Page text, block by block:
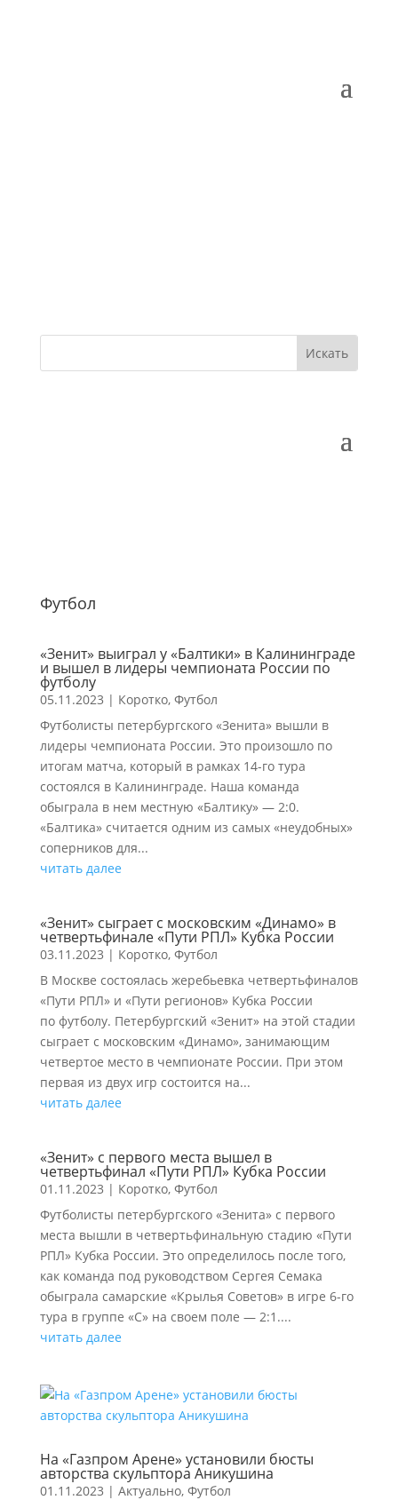
Футбол
«Зенит» выиграл у «Балтики» в Калининграде
и вышел в лидеры чемпионата России по
футболу
05.11.2023 | Коротко, Футбол
Футболисты петербургского «Зенита» вышли в
лидеры чемпионата России. Это произошло по
итогам матча, который в рамках 14-го тура
состоялся в Калининграде. Наша команда
обыграла в нем местную «Балтику» — 2:0.
«Балтика» считается одним из самых «неудобных»
соперников для...
читать далее
«Зенит» сыграет с московским «Динамо» в
четвертьфинале «Пути РПЛ» Кубка России
03.11.2023 | Коротко, Футбол
В Москве состоялась жеребьевка четвертьфиналов
«Пути РПЛ» и «Пути регионов» Кубка России
по футболу. Петербургский «Зенит» на этой стадии
сыграет с московским «Динамо», занимающим
четвертое место в чемпионате России. При этом
первая из двух игр состоится на...
читать далее
«Зенит» с первого места вышел в
четвертьфинал «Пути РПЛ» Кубка России
01.11.2023 | Коротко, Футбол
Футболисты петербургского «Зенита» с первого
места вышли в четвертьфинальную стадию «Пути
РПЛ» Кубка России. Это определилось после того,
как команда под руководством Сергея Семака
обыграла самарские «Крылья Советов» в игре 6-го
тура в группе «С» на своем поле — 2:1....
читать далее
На «Газпром Арене» установили бюсты
авторства скульптора Аникушина
01.11.2023 | Актуально, Футбол